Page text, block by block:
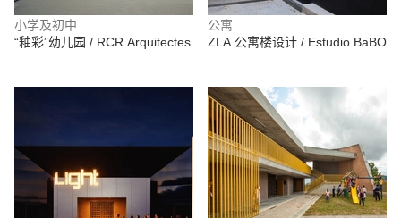
小学及初中
“釉彩”幼儿园 / RCR Arquitectes
公寓
ZLA 公寓楼设计 / Estudio BaBO